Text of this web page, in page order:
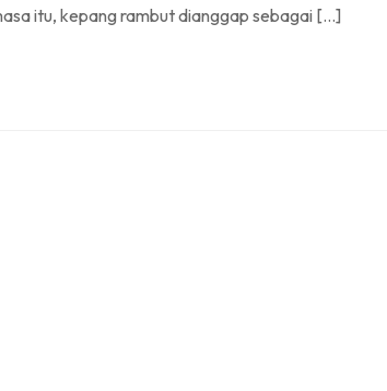
itu, kepang rambut dianggap sebagai […]